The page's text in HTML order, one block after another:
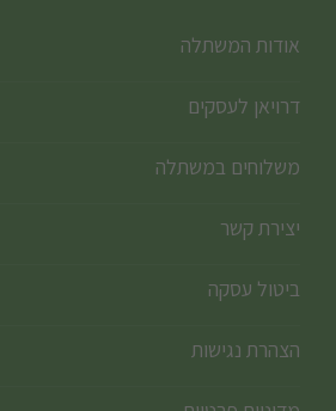
אודות המשתלה
דרויאן לעסקים
משלוחים במשתלה
יצירת קשר
ביטול עסקה
הצהרת נגישות